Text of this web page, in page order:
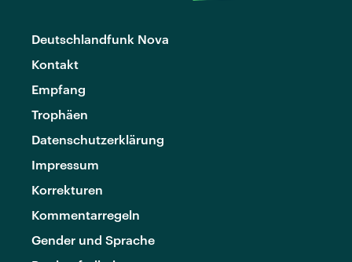
Deutschlandfunk Nova
Kontakt
Empfang
Trophäen
Datenschutzerklärung
Impressum
Korrekturen
Kommentarregeln
Gender und Sprache